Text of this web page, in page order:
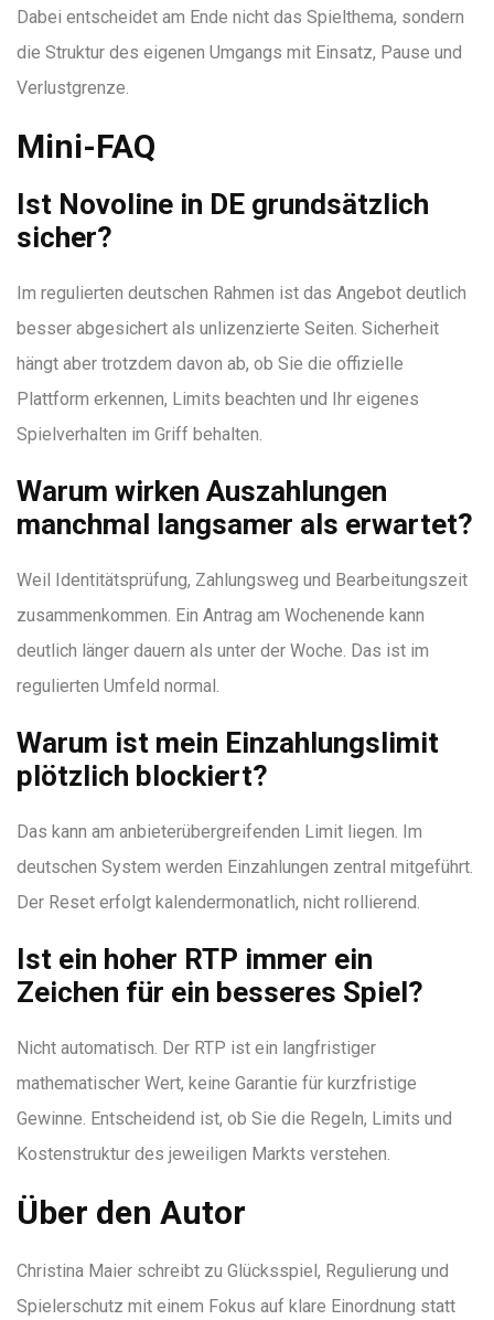
Dabei entscheidet am Ende nicht das Spielthema, sondern
die Struktur des eigenen Umgangs mit Einsatz, Pause und
Verlustgrenze.
Mini-FAQ
Ist Novoline in DE grundsätzlich
sicher?
Im regulierten deutschen Rahmen ist das Angebot deutlich
besser abgesichert als unlizenzierte Seiten. Sicherheit
hängt aber trotzdem davon ab, ob Sie die offizielle
Plattform erkennen, Limits beachten und Ihr eigenes
Spielverhalten im Griff behalten.
Warum wirken Auszahlungen
manchmal langsamer als erwartet?
Weil Identitätsprüfung, Zahlungsweg und Bearbeitungszeit
zusammenkommen. Ein Antrag am Wochenende kann
deutlich länger dauern als unter der Woche. Das ist im
regulierten Umfeld normal.
Warum ist mein Einzahlungslimit
plötzlich blockiert?
Das kann am anbieterübergreifenden Limit liegen. Im
deutschen System werden Einzahlungen zentral mitgeführt.
Der Reset erfolgt kalendermonatlich, nicht rollierend.
Ist ein hoher RTP immer ein
Zeichen für ein besseres Spiel?
Nicht automatisch. Der RTP ist ein langfristiger
mathematischer Wert, keine Garantie für kurzfristige
Gewinne. Entscheidend ist, ob Sie die Regeln, Limits und
Kostenstruktur des jeweiligen Markts verstehen.
Über den Autor
Christina Maier schreibt zu Glücksspiel, Regulierung und
Spielerschutz mit einem Fokus auf klare Einordnung statt